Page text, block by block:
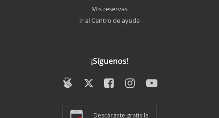
Mis reservas
Ir al Centro de ayuda
¡Síguenos!
Descárgate gratis la